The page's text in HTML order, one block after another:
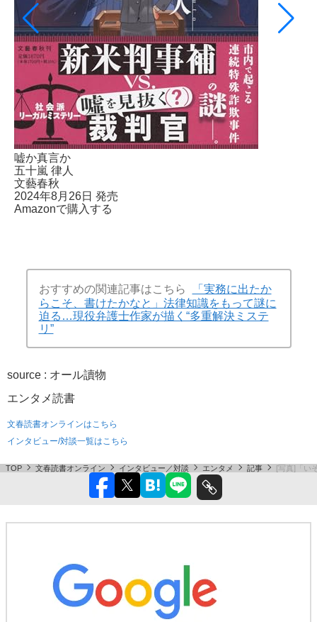
嘘か真言か
五十嵐 律人
文藝春秋
2024年8月26日 発売
Amazonで購入する
おすすめの関連記事はこちら
「実務に出たか
らこそ、書けたかなと」法律知識をもって謎に
迫る…現役弁護士作家が描く“多重解決ミステ
リ”
source : オール讀物
エンタメ読書
文春読書オンラインはこちら
インタビュー/対談一覧はこちら
TOP 文春読書オンライン インタビュー／対談 エンタメ 記事 [写真]「い